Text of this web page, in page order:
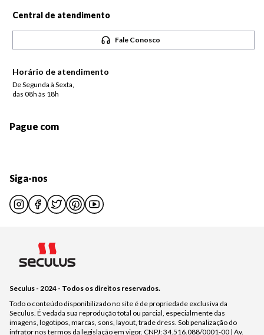
Central de atendimento
Fale Conosco
Horário de atendimento
De Segunda à Sexta,
das 08h às 18h
Pague com
Siga-nos
Seculus - 2024 - Todos os direitos reservados.
Todo o conteúdo disponibilizado no site é de propriedade exclusiva da
Seculus. É vedada sua reprodução total ou parcial, especialmente das
imagens, logotipos, marcas, sons, layout, trade dress. Sob penalização do
infrator nos termos da legislação em vigor. CNPJ: 34.516.088/0001-00 | Av.